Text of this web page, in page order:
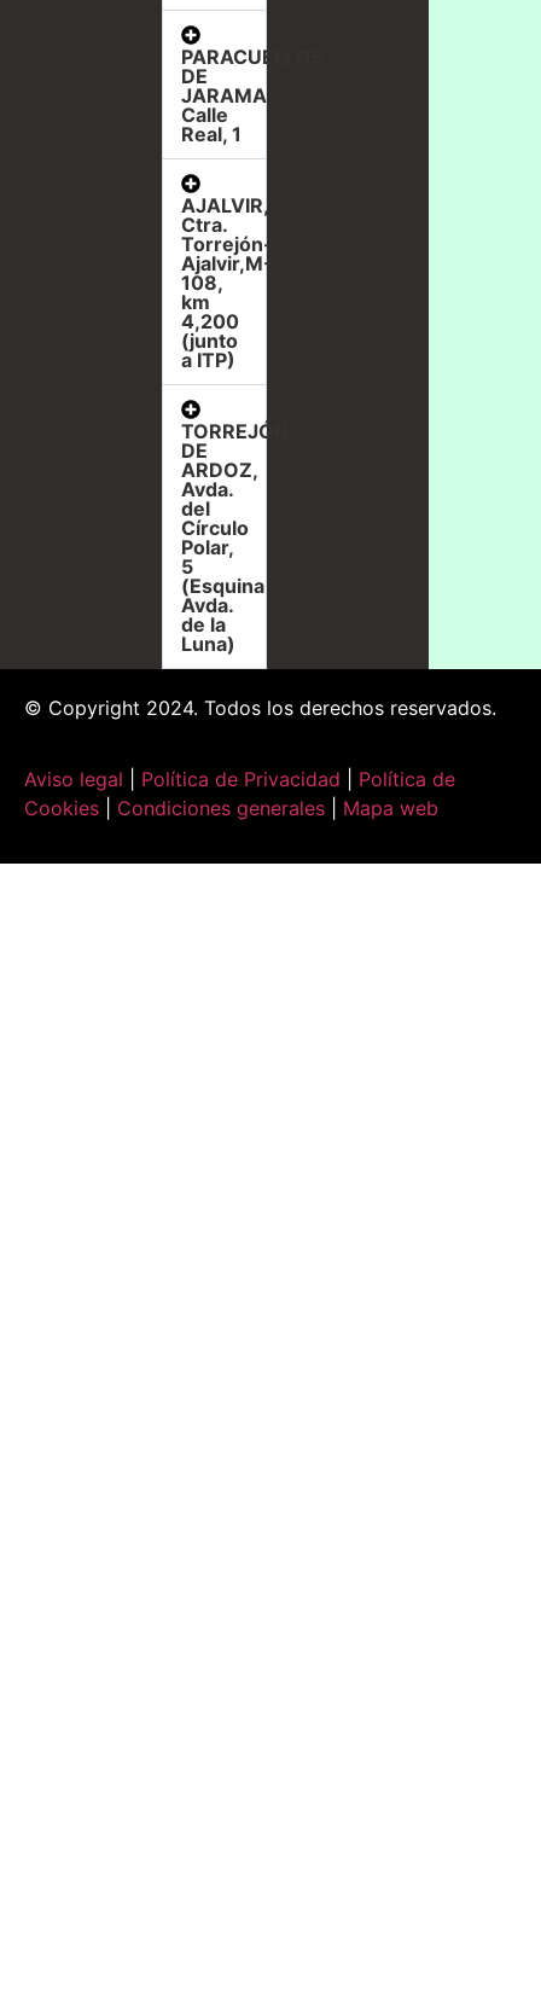
PARACUELLOS
DE
JARAMA,
Calle
Real, 1
AJALVIR,
Ctra.
Torrejón-
Ajalvir,M-
108,
km
4,200
(junto
a ITP)
TORREJÓN
DE
ARDOZ,
Avda.
del
Círculo
Polar,
5
(Esquina
Avda.
de la
Luna)
© Copyright 2024. Todos los derechos reservados.
Aviso legal Política de Privacidad
Política de
Cookies
Condiciones generales Mapa web